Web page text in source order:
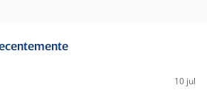
10 jul